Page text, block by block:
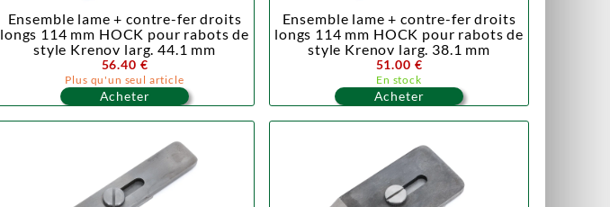
Ensemble lame + contre-fer droits
longs 114 mm HOCK pour rabots de
style Krenov larg. 44.1 mm
56.40 €
Plus qu'un seul article
Acheter
Ensemble lame + contre-fer droits
longs 114 mm HOCK pour rabots de
style Krenov larg. 38.1 mm
51.00 €
En stock
Acheter